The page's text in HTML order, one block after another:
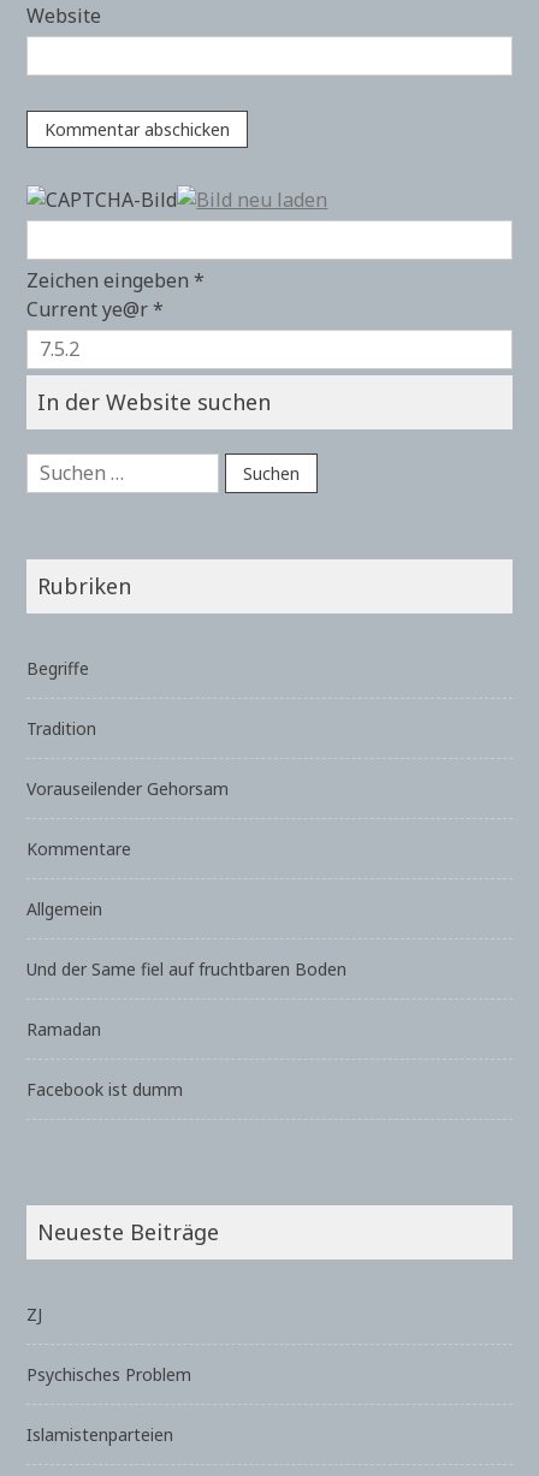
Website
Zeichen eingeben*
Current ye@r*
In der Website suchen
Suchen
nach:
Rubriken
Begriffe
Tradition
Vorauseilender Gehorsam
Kommentare
Allgemein
Und der Same fiel auf fruchtbaren Boden
Ramadan
Facebook ist dumm
Neueste Beiträge
ZJ
Psychisches Problem
Islamistenparteien